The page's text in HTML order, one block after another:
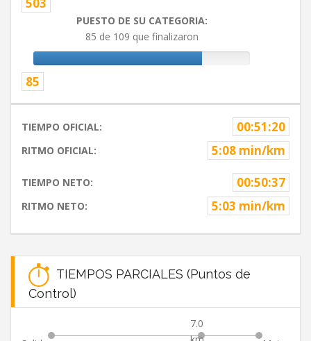
503
PUESTO DE SU CATEGORIA:
85 de 109 que finalizaron
85
TIEMPO OFICIAL: 00:51:20
RITMO OFICIAL: 5:08 min/km
TIEMPO NETO: 00:50:37
RITMO NETO: 5:03 min/km
TIEMPOS PARCIALES (Puntos de
Control)
7.0